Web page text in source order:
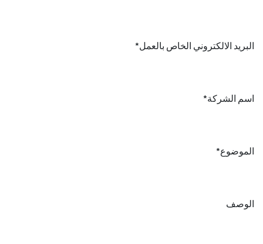
البريد الالكتروني الخاص بالعمل*
اسم الشركة*
الموضوع*
الوصف